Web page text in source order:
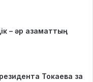
– әр азаматтың
Токаева за